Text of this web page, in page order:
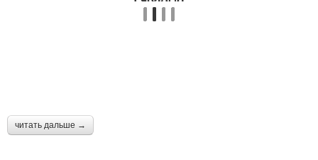
читать дальше →